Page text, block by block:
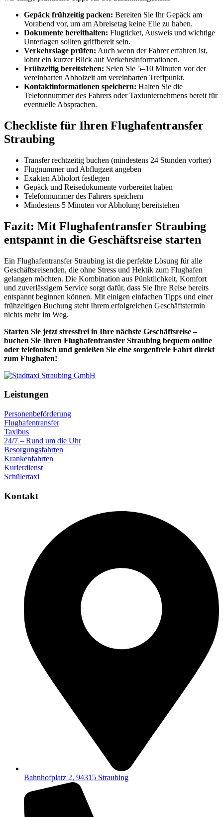
Gepäck frühzeitig packen: Bereiten Sie Ihr Gepäck am
Vorabend vor, um am Abreisetag keine Eile zu haben.
Dokumente bereithalten: Flugticket, Ausweis und wichtige
Unterlagen sollten griffbereit sein.
Verkehrslage prüfen: Auch wenn der Fahrer erfahren ist,
lohnt ein kurzer Blick auf Verkehrsinformationen.
Frühzeitig bereitstehen: Seien Sie 5–10 Minuten vor der
vereinbarten Abholzeit am vereinbarten Treffpunkt.
Kontaktinformationen speichern: Halten Sie die
Telefonnummer des Fahrers oder Taxiunternehmens bereit für
eventuelle Absprachen.
Checkliste für Ihren Flughafentransfer
Straubing
Transfer rechtzeitig buchen (mindestens 24 Stunden vorher)
Flugnummer und Abflugzeit angeben
Exakten Abholort festlegen
Gepäck und Reisedokumente vorbereitet haben
Telefonnummer des Fahrers speichern
Mindestens 5 Minuten vor Abholung bereitstehen
Fazit: Mit Flughafentransfer Straubing
entspannt in die Geschäftsreise starten
Ein Flughafentransfer Straubing ist die perfekte Lösung für alle
Geschäftsreisenden, die ohne Stress und Hektik zum Flughafen
gelangen möchten. Die Kombination aus Pünktlichkeit, Komfort
und zuverlässigem Service sorgt dafür, dass Sie Ihre Reise bereits
entspannt beginnen können. Mit einigen einfachen Tipps und einer
frühzeitigen Buchung steht Ihrem erfolgreichen Geschäftstermin
nichts mehr im Weg.
Starten Sie jetzt stressfrei in Ihre nächste Geschäftsreise –
buchen Sie Ihren Flughafentransfer Straubing bequem online
oder telefonisch und genießen Sie eine sorgenfreie Fahrt direkt
zum Flughafen!
Leistungen
Personenbeförderung
Flughafentransfer
Taxibus
24/7 – Rund um die Uhr
Besorgungsfahrten
Krankenfahrten
Kurierdienst
Schülertaxi
Kontakt
Bahnhofplatz 2, 94315 Straubing